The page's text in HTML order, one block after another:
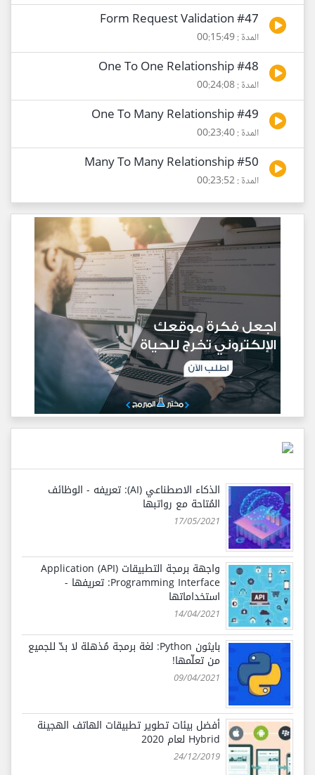
#47 Form Request Validation
المدة : 00:15:49
#48 One To One Relationship
المدة : 00:24:08
#49 One To Many Relationship
المدة : 00:23:40
#50 Many To Many Relationship
المدة : 00:23:52
الذكاء الاصطناعي (AI): تعريفه - الوظائف
المُتاحة مع رواتبها
17/05/2021
واجهة برمجة التطبيقات (API) Application
Programming Interface: تعريفها -
استخداماتها
14/04/2021
بايثون Python: لغة برمجة مُذهلة لا بدّ للجميع
من تعلّمها!
09/04/2021
أفضل بيئات تطوير تطبيقات الهاتف الهجينة
Hybrid لعام 2020
24/12/2019